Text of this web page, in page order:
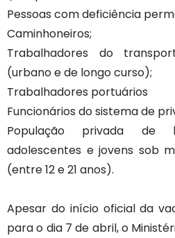
Pessoas com deficiência
Caminhoneiros;
Trabalhadores do
(urbano e de longo curso);
Trabalhadores portuários
Funcionários do sistema de
População privada de
adolescentes e jovens sob
(entre 12 e 21 anos).
Apesar do início oficial da
para o dia 7 de abril, o